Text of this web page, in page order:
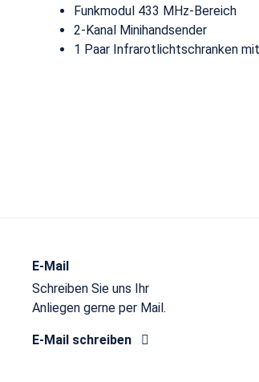
Funkmodul 433 MHz-Bereich
2-Kanal Minihandsender
1 Paar Infrarotlichtschranken
E-Mail
Schreiben Sie uns Ihr
Anliegen gerne per Mail.
E-Mail schreiben